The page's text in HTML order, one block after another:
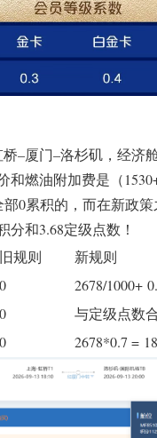
–厦门–洛杉矶，经济
和燃油附加费是（
部0累积的，而在新政
分和3.68定级点数！
旧规则
新规则
0 2678/1000+
0
与定级点数
0 2678*0.7 =